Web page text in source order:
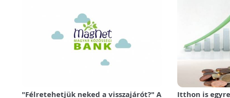
"Félretehetjük neked a visszajárót?" A
Itthon is